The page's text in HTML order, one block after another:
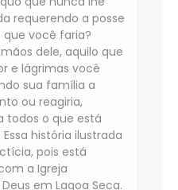
requerendo a posse
que você faria?
dele, aquilo que
e lágrimas você
sua família a
ou reagiria,
todos o que está
história ilustrada
pois está
a Igreja
em Lagoa Seca.